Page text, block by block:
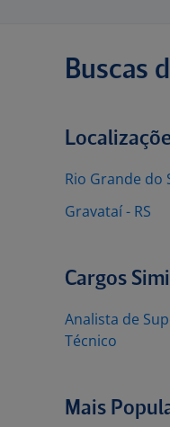
Buscas
Rio Grande do
Gravataí - RS
Cargos
Analista de
Técnico
Mais